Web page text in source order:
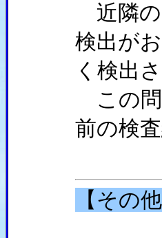
近隣の
検出が
く検出
この問
前の検
【その他